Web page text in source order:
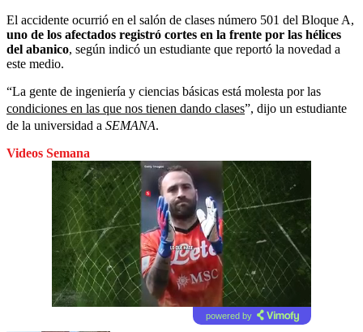
El accidente ocurrió en el salón de clases número 501 del Bloque A,
uno de los afectados registró cortes en la frente por las hélices
del abanico, según indicó un estudiante que reportó la novedad a
este medio.
“La gente de ingeniería y ciencias básicas está molesta por las
condiciones en las que nos tienen dando clases”, dijo un estudiante
de la universidad a SEMANA.
Videos Semana
powered by